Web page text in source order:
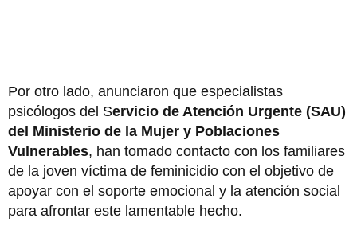
Por otro lado, anunciaron que especialistas
psicólogos del Servicio de Atención Urgente (SAU)
del Ministerio de la Mujer y Poblaciones
Vulnerables, han tomado contacto con los familiares
de la joven víctima de feminicidio con el objetivo de
apoyar con el soporte emocional y la atención social
para afrontar este lamentable hecho.